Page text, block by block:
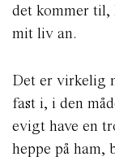
det kommer til,
mit liv an.
Det er virkelig
fast i, i den
evigt have en
heppe på ham,